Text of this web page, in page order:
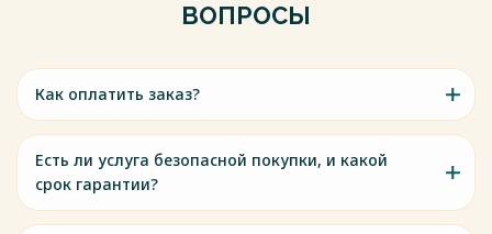
ВОПРОСЫ
Как оплатить заказ?
Есть ли услуга безопасной покупки, и какой
срок гарантии?